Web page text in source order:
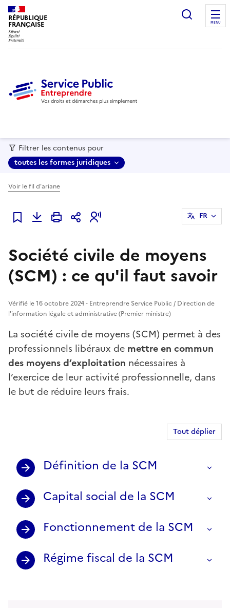
RÉPUBLIQUE
FRANÇAISE MENU
Filtrer les contenus pour
toutes les formes juridiques
Voir le fil d'ariane
Ajouter à mes favoris
FR
Société civile de moyens
(SCM) : ce qu'il faut savoir
Vérifié le 16 octobre 2024 - Entreprendre Service Public / Direction de
l'information légale et administrative (Premier ministre)
La société civile de moyens (SCM) permet à des
professionnels libéraux de mettre en commun
des moyens d’exploitation nécessaires à
l’exercice de leur activité professionnelle, dans
le but de réduire leurs frais.
Tout déplier
Définition de la SCM
Capital social de la SCM
Fonctionnement de la SCM
Régime fiscal de la SCM